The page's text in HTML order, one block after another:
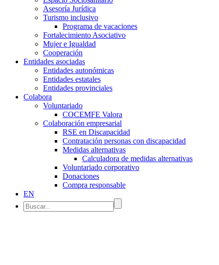
Asesoría Jurídica
Turismo inclusivo
Programa de vacaciones
Fortalecimiento Asociativo
Mujer e Igualdad
Cooperación
Entidades asociadas
Entidades autonómicas
Entidades estatales
Entidades provinciales
Colabora
Voluntariado
COCEMFE Valora
Colaboración empresarial
RSE en Discapacidad
Contratación personas con discapacidad
Medidas alternativas
Calculadora de medidas alternativas
Voluntariado corporativo
Donaciones
Compra responsable
EN